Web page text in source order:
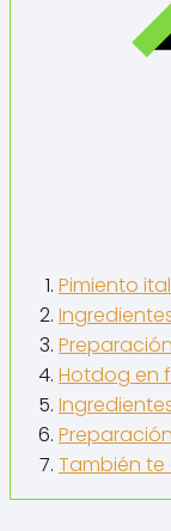
Pimiento
Hotdog en
También